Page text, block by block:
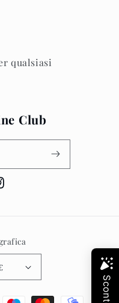
qualsiasi
Club
€